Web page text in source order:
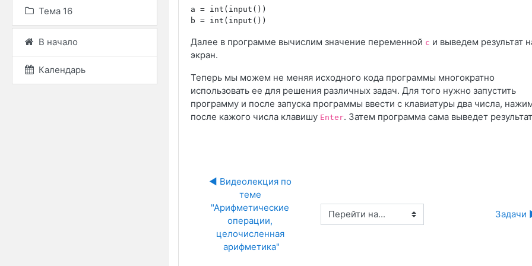
Тема 16
В начало
Календарь
a = int(input())
Далее в программе вычислим значение переменной c и выведем результат
экран.
Теперь мы можем не меняя исходного кода программы многократно
использовать ее для решения различных задач. Для того нужно запустить
программу и после запуска программы ввести с клавиатуры два числа,
после кажого числа клавишу Enter. Затем программа сама выведет
◀︎ Видеолекция по
теме
"Арифметические
операции,
целочисленная
арифметика"
Перейти на... Задачи